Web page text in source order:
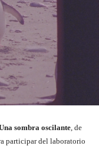
sombra oscilante , de
participar del laboratorio